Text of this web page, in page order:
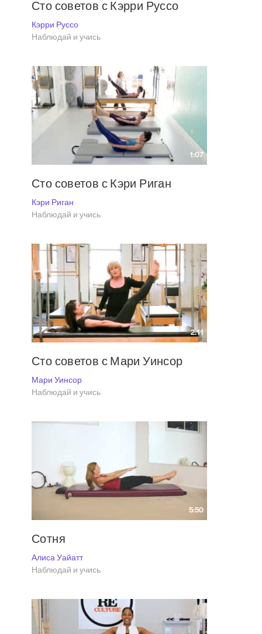
Сто советов с Кэрри Руссо
Кэрри Руссо
Наблюдай и учись
1:07
Сто советов с Кэри Риган
Кэри Риган
Наблюдай и учись
2:11
Сто советов с Мари Уинсор
Мари Уинсор
Наблюдай и учись
5:50
Сотня
Алиса Уайатт
Наблюдай и учись